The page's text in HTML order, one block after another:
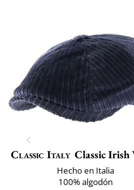
Classic Italy Classic Irish
Hecho en Italia
100% algodón